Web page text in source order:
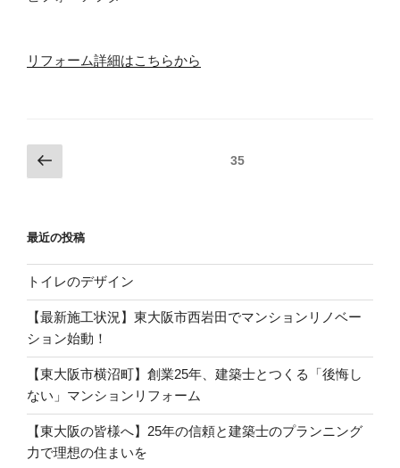
リフォーム詳細はこちらから
投
稿
ペ
ジ
送
り
前
の
ジ
ページ35
最近の投稿
トイレのデザイン
【最新施工状況】東大阪市西岩田でマンションリノベー
ション始動！
【東大阪市横沼町】創業25年、建築士とつくる「後悔し
ない」マンションリフォーム
【東大阪の皆様へ】25年の信頼と建築士のプランニング
力で理想の住まいを